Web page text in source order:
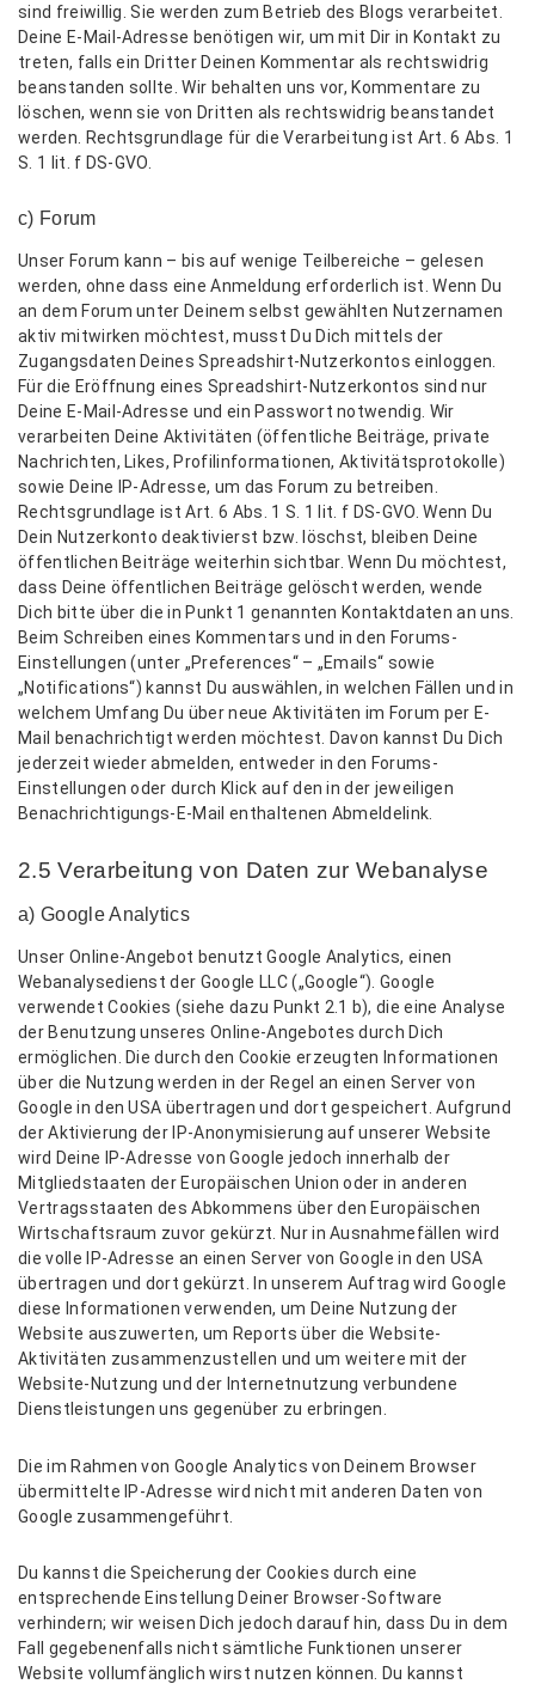
sind freiwillig. Sie werden zum Betrieb des Blogs verarbeitet.
Deine E-Mail-Adresse benötigen wir, um mit Dir in Kontakt zu
treten, falls ein Dritter Deinen Kommentar als rechtswidrig
beanstanden sollte. Wir behalten uns vor, Kommentare zu
löschen, wenn sie von Dritten als rechtswidrig beanstandet
werden. Rechtsgrundlage für die Verarbeitung ist Art. 6 Abs. 1
S. 1 lit. f DS-GVO.
c) Forum
Unser Forum kann – bis auf wenige Teilbereiche – gelesen
werden, ohne dass eine Anmeldung erforderlich ist. Wenn Du
an dem Forum unter Deinem selbst gewählten Nutzernamen
aktiv mitwirken möchtest, musst Du Dich mittels der
Zugangsdaten Deines Spreadshirt-Nutzerkontos einloggen.
Für die Eröffnung eines Spreadshirt-Nutzerkontos sind nur
Deine E-Mail-Adresse und ein Passwort notwendig. Wir
verarbeiten Deine Aktivitäten (öffentliche Beiträge, private
Nachrichten, Likes, Profilinformationen, Aktivitätsprotokolle)
sowie Deine IP-Adresse, um das Forum zu betreiben.
Rechtsgrundlage ist Art. 6 Abs. 1 S. 1 lit. f DS-GVO. Wenn Du
Dein Nutzerkonto deaktivierst bzw. löschst, bleiben Deine
öffentlichen Beiträge weiterhin sichtbar. Wenn Du möchtest,
dass Deine öffentlichen Beiträge gelöscht werden, wende
Dich bitte über die in Punkt 1 genannten Kontaktdaten an uns.
Beim Schreiben eines Kommentars und in den Forums-
Einstellungen (unter „Preferences“ – „Emails“ sowie
„Notifications“) kannst Du auswählen, in welchen Fällen und in
welchem Umfang Du über neue Aktivitäten im Forum per E-
Mail benachrichtigt werden möchtest. Davon kannst Du Dich
jederzeit wieder abmelden, entweder in den Forums-
Einstellungen oder durch Klick auf den in der jeweiligen
Benachrichtigungs-E-Mail enthaltenen Abmeldelink.
2.5 Verarbeitung von Daten zur Webanalyse
a) Google Analytics
Unser Online-Angebot benutzt Google Analytics, einen
Webanalysedienst der Google LLC („Google“). Google
verwendet Cookies (siehe dazu Punkt 2.1 b), die eine Analyse
der Benutzung unseres Online-Angebotes durch Dich
ermöglichen. Die durch den Cookie erzeugten Informationen
über die Nutzung werden in der Regel an einen Server von
Google in den USA übertragen und dort gespeichert. Aufgrund
der Aktivierung der IP-Anonymisierung auf unserer Website
wird Deine IP-Adresse von Google jedoch innerhalb der
Mitgliedstaaten der Europäischen Union oder in anderen
Vertragsstaaten des Abkommens über den Europäischen
Wirtschaftsraum zuvor gekürzt. Nur in Ausnahmefällen wird
die volle IP-Adresse an einen Server von Google in den USA
übertragen und dort gekürzt. In unserem Auftrag wird Google
diese Informationen verwenden, um Deine Nutzung der
Website auszuwerten, um Reports über die Website-
Aktivitäten zusammenzustellen und um weitere mit der
Website-Nutzung und der Internetnutzung verbundene
Dienstleistungen uns gegenüber zu erbringen.
Die im Rahmen von Google Analytics von Deinem Browser
übermittelte IP-Adresse wird nicht mit anderen Daten von
Google zusammengeführt.
Du kannst die Speicherung der Cookies durch eine
entsprechende Einstellung Deiner Browser-Software
verhindern; wir weisen Dich jedoch darauf hin, dass Du in dem
Fall gegebenenfalls nicht sämtliche Funktionen unserer
Website vollumfänglich wirst nutzen können. Du kannst